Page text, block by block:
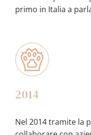
primo in Italia a
2014
Nel 2014 tramite la